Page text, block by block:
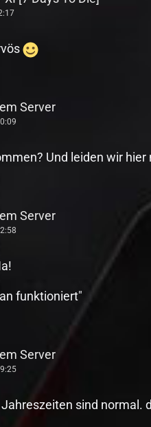
Server
Und leiden wir
Server
funktioniert"
Server
sind